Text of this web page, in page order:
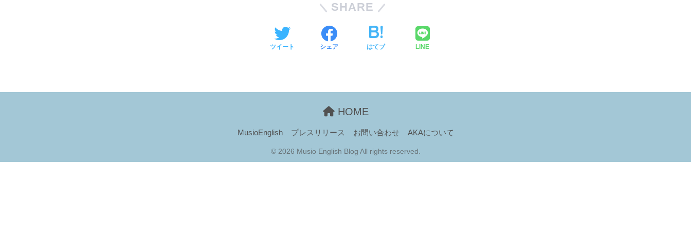
SHARE
ツイート シェア はてブ LINE
HOME
MusioEnglish プレスリリース お問い合わせ AKAについて
© 2026 Musio English Blog All rights reserved.